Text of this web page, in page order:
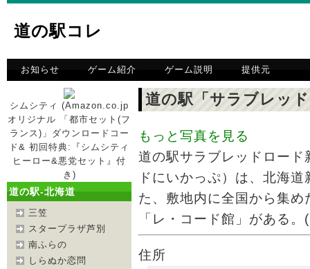
道の駅コレ
お知らせ ゲーム紹介 ゲーム説明 提供元
シムシティ (Amazon.co.jp
オリジナル 「都市セット(フ
ランス)」ダウンロードコー
ド& 初回特典:『シムシティ
ヒーロー&悪党セット』付
き)
道の駅-北海道
三笠
スタープラザ芦別
南ふらの
しらぬか恋問
道の駅「サラブレッ
もっと写真を見る
道の駅サラブレッドロー
ドにいかっぷ）は、北海
た、敷地内に全国から集
「レ・コード館」がある
住所